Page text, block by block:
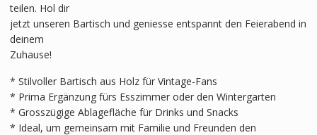
teilen. Hol dir
jetzt unseren Bartisch und geniesse entspannt den Feierabend in
deinem
Zuhause!
* Stilvoller Bartisch aus Holz für Vintage-Fans
* Prima Ergänzung fürs Esszimmer oder den Wintergarten
* Grosszügige Ablagefläche für Drinks und Snacks
* Ideal, um gemeinsam mit Familie und Freunden den